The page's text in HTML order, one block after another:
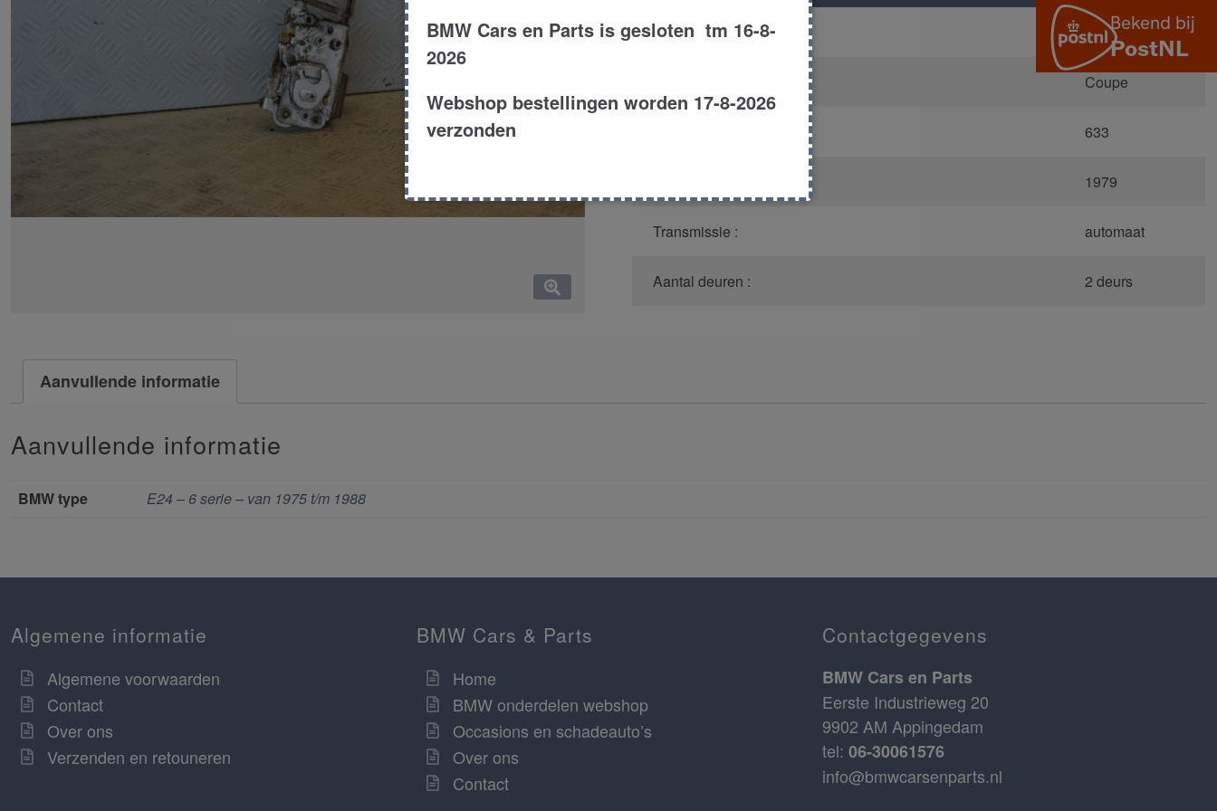
Model : E24
Coupe
633
1979
Transmissie : automaat
Aantal deuren : 2 deurs
Aanvullende informatie
Aanvullende informatie
BMW type E24 – 6 serie – van 1975 t/m 1988
Algemene informatie
Algemene voorwaarden
Contact
Over ons
Verzenden en retouneren
BMW Cars & Parts
Home
BMW onderdelen webshop
Occasions en schadeauto’s
Over ons
Contact
Contactgegevens
BMW Cars en Parts
Eerste Industrieweg 20
9902 AM Appingedam
tel: 06-30061576
info@bmwcarsenparts.nl
BMW Cars en Parts is gesloten tm 16-8-
2026
Webshop bestellingen worden 17-8-2026
verzonden